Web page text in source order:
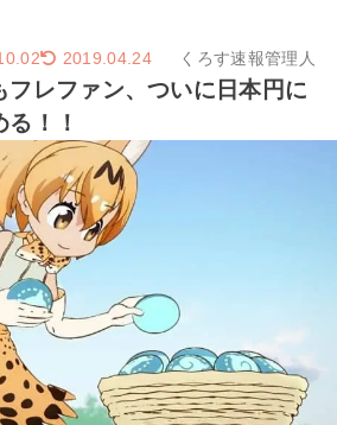
2019.04.24 くろす速報管理人
フレファン、ついに日本円に
！！